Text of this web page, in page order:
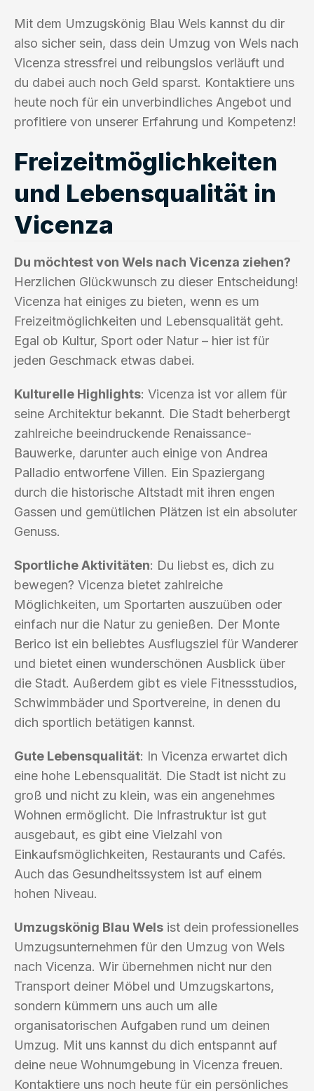
Mit dem Umzugskönig Blau Wels kannst du dir
also sicher sein, dass dein Umzug von Wels nach
Vicenza stressfrei und reibungslos verläuft und
du dabei auch noch Geld sparst. Kontaktiere uns
heute noch für ein unverbindliches Angebot und
profitiere von unserer Erfahrung und Kompetenz!
Freizeitmöglichkeiten
und Lebensqualität in
Vicenza
Du möchtest von Wels nach Vicenza ziehen?
Herzlichen Glückwunsch zu dieser Entscheidung!
Vicenza hat einiges zu bieten, wenn es um
Freizeitmöglichkeiten und Lebensqualität geht.
Egal ob Kultur, Sport oder Natur – hier ist für
jeden Geschmack etwas dabei.
Kulturelle Highlights: Vicenza ist vor allem für
seine Architektur bekannt. Die Stadt beherbergt
zahlreiche beeindruckende Renaissance-
Bauwerke, darunter auch einige von Andrea
Palladio entworfene Villen. Ein Spaziergang
durch die historische Altstadt mit ihren engen
Gassen und gemütlichen Plätzen ist ein absoluter
Genuss.
Sportliche Aktivitäten: Du liebst es, dich zu
bewegen? Vicenza bietet zahlreiche
Möglichkeiten, um Sportarten auszuüben oder
einfach nur die Natur zu genießen. Der Monte
Berico ist ein beliebtes Ausflugsziel für Wanderer
und bietet einen wunderschönen Ausblick über
die Stadt. Außerdem gibt es viele Fitnessstudios,
Schwimmbäder und Sportvereine, in denen du
dich sportlich betätigen kannst.
Gute Lebensqualität: In Vicenza erwartet dich
eine hohe Lebensqualität. Die Stadt ist nicht zu
groß und nicht zu klein, was ein angenehmes
Wohnen ermöglicht. Die Infrastruktur ist gut
ausgebaut, es gibt eine Vielzahl von
Einkaufsmöglichkeiten, Restaurants und Cafés.
Auch das Gesundheitssystem ist auf einem
hohen Niveau.
Umzugskönig Blau Wels ist dein professionelles
Umzugsunternehmen für den Umzug von Wels
nach Vicenza. Wir übernehmen nicht nur den
Transport deiner Möbel und Umzugskartons,
sondern kümmern uns auch um alle
organisatorischen Aufgaben rund um deinen
Umzug. Mit uns kannst du dich entspannt auf
deine neue Wohnumgebung in Vicenza freuen.
Kontaktiere uns noch heute für ein persönliches